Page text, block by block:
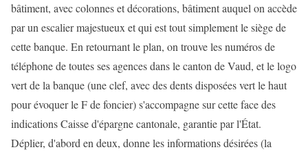
bâtiment, avec colonnes et décorations, bâtiment auquel on accède
par un escalier majestueux et qui est tout simplement le siège de
cette banque. En retournant le plan, on trouve les numéros de
téléphone de toutes ses agences dans le canton de Vaud, et le logo
vert de la banque (une clef, avec des dents disposées vert le haut
pour évoquer le F de foncier) s'accompagne sur cette face des
indications Caisse d'épargne cantonale, garantie par l'État.
Déplier, d'abord en deux, donne les informations désirées (la